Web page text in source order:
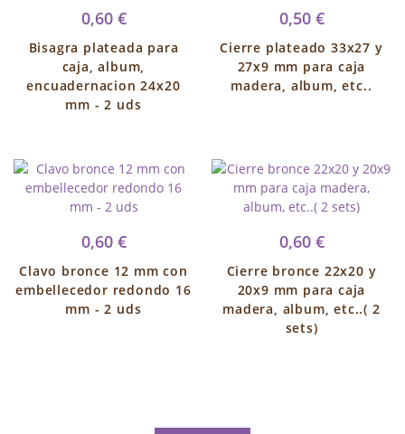
0,60 €
Bisagra plateada para
caja, album,
encuadernacion 24x20
mm - 2 uds
0,50 €
Cierre plateado 33x27 y
27x9 mm para caja
madera, album, etc..
0,60 €
Clavo bronce 12 mm con
embellecedor redondo 16
mm - 2 uds
0,60 €
Cierre bronce 22x20 y
20x9 mm para caja
madera, album, etc..( 2
sets)